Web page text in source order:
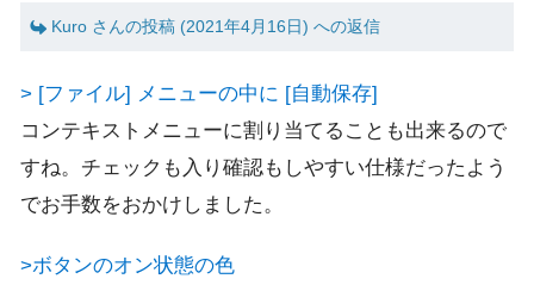
Kuro さんの投稿 (2021年4月16日) への返信
> [ファイル] メニューの中に [自動保存]
コンテキストメニューに割り当てることも出来るので
すね。チェックも入り確認もしやすい仕様だったよう
でお手数をおかけしました。
>ボタンのオン状態の色